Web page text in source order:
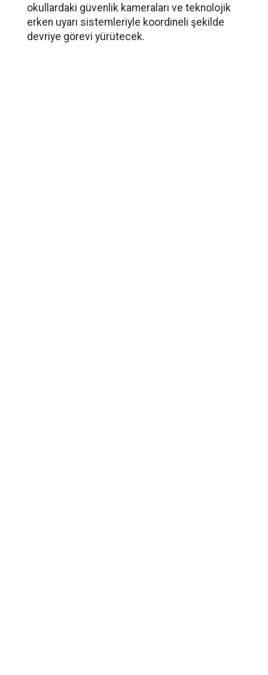
okullardaki güvenlik kameraları ve teknolojik
erken uyarı sistemleriyle koordineli şekilde
devriye görevi yürütecek.